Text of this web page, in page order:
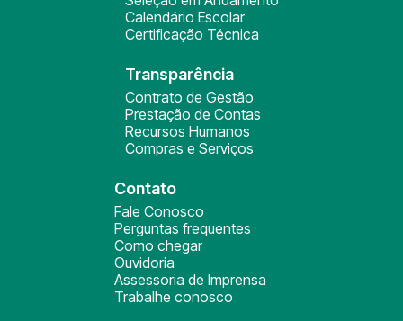
Calendário Escolar
Certificação Técnica
Transparência
Contrato de Gestão
Prestação de Contas
Recursos Humanos
Compras e Serviços
Contato
Fale Conosco
Perguntas frequentes
Como chegar
Ouvidoria
Assessoria de Imprensa
Trabalhe conosco